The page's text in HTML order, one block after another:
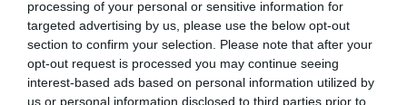
processing of your personal or sensitive information for
targeted advertising by us, please use the below opt-out
section to confirm your selection. Please note that after your
opt-out request is processed you may continue seeing
interest-based ads based on personal information utilized by
us or personal information disclosed to third parties prior to